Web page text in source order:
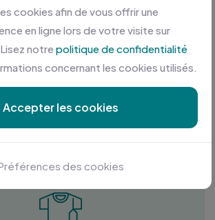
sur mesure
conditions en plus d'une équipe
à votre écoute
cookies afin de vous offrir une
en ligne lors de votre visite sur
notre politique de confidentialité
concernant les cookies utilisés.
Accepter les cookies
des cookies